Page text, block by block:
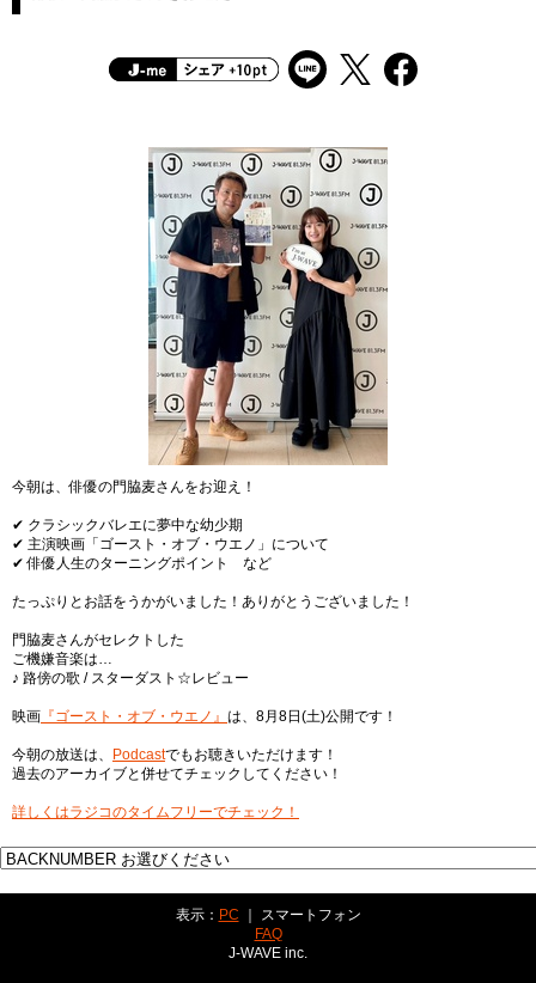
今朝は、俳優の門脇麦さんをお迎え！
✔︎ クラシックバレエに夢中な幼少期
✔︎ 主演映画「ゴースト・オブ・ウエノ」について
✔︎ 俳優人生のターニングポイント など
たっぷりとお話をうかがいました！ありがとうございました！
門脇麦さんがセレクトした
ご機嫌音楽は…
♪ 路傍の歌 / スターダスト☆レビュー
映画 『ゴースト・オブ・ウエノ』 は、8月8日(土)公開です！
今朝の放送は、 Podcastでもお聴きいただけます！
過去のアーカイブと併せてチェックしてください！
詳しくはラジコのタイムフリーでチェック！
表示： PC ｜ スマートフォン
FAQ
J-WAVE inc.